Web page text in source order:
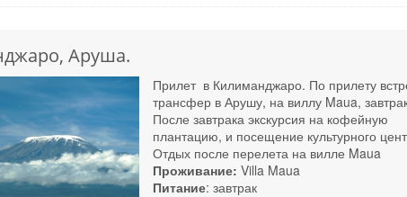
Аруша.
Прилет в Килиманджаро. По прилету
трансфер в Арушу, на виллу Maua,
После завтрака экскурсия на кофейную
плантацию, и посещение культурного
Отдых после перелета на вилле Maua
Проживание:Villa Maua
Питание: завтрак